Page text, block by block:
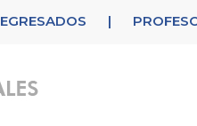
EGRESADOS |